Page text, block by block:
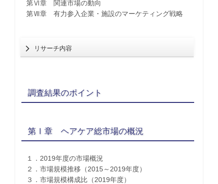
第Ⅵ章 関連市場の動向
第Ⅶ章 有力参入企業・施設のマーケティング戦略
リサーチ内容
調査結果のポイント
第Ⅰ章 ヘアケア総市場の概況
１．2019年度の市場概況
２．市場規模推移（2015～2019年度）
３．市場規模構成比（2019年度）